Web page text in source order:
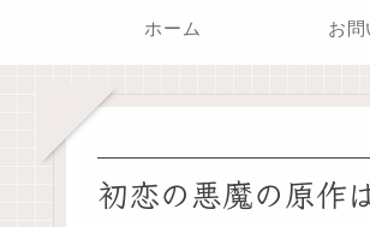
ホーム お
初恋の悪魔の原作